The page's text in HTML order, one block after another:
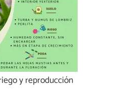
y reproducción